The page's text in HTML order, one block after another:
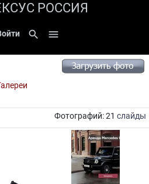
РОССИЯ
search 
Фотографий: 21 слайды